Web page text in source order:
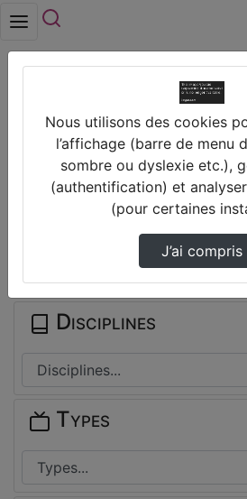
Correction Partie 3 Dtl
Prendre des notes
Il n'y a pas de note disponible pour
Connectez-vous pour en créer une
Disciplines
Types
Nous utilisons des cookies
l’affichage (barre de menu
sombre ou dyslexie etc.),
(authentification) et
(pour certaines
J’ai compris